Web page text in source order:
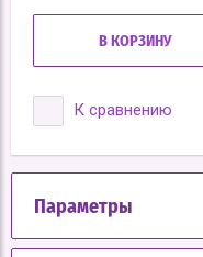
В КОРЗИНУ
К сравнению
Параметры